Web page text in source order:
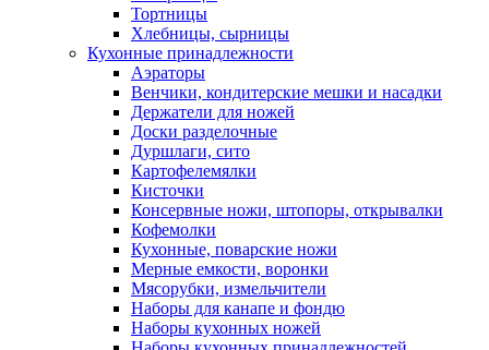
Тортницы
Хлебницы, сырницы
Кухонные принадлежности
Аэраторы
Венчики, кондитерские мешки и насадки
Держатели для ножей
Доски разделочные
Дуршлаги, сито
Картофелемялки
Кисточки
Консервные ножи, штопоры, открывалки
Кофемолки
Кухонные, поварские ножи
Мерные емкости, воронки
Мясорубки, измельчители
Наборы для канапе и фондю
Наборы кухонных ножей